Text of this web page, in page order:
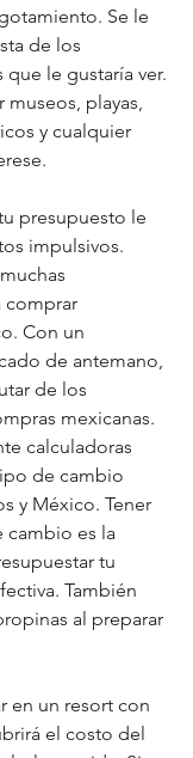
Se le
de los
le gustaría ver.
playas,
y cualquier
presupuesto le
impulsivos.
comprar
Con un
de antemano,
de los
mexicanas.
calculadoras
de cambio
y México. Tener
cambio es la
tu
También
al preparar
en un resort con
el costo del